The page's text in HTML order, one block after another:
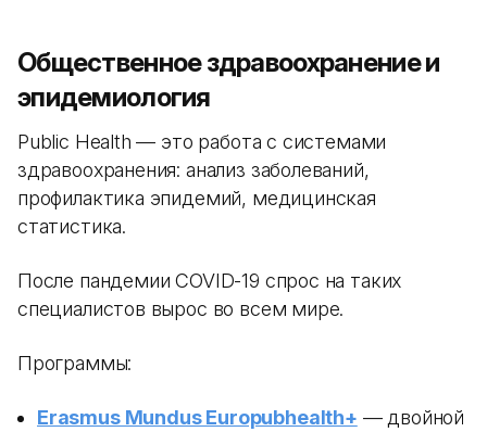
Общественное здравоохранение и
эпидемиология
Public Health — это работа с системами
здравоохранения: анализ заболеваний,
профилактика эпидемий, медицинская
статистика.
После пандемии COVID-19 спрос на таких
специалистов вырос во всем мире.
Программы:
Erasmus Mundus Europubhealth+ — двойной